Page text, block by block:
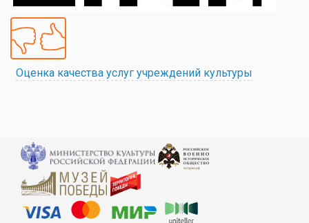
Оценка качества услуг учреждений культуры